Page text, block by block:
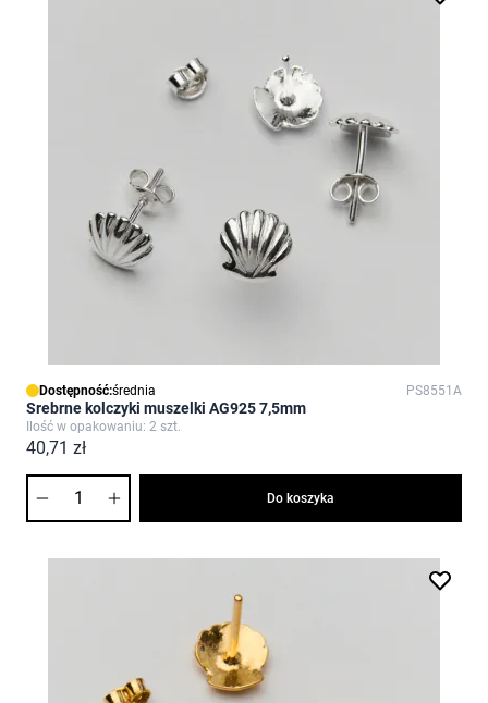
Dostępność:średnia PS8551A
Srebrne kolczyki muszelki AG925 7,5mm
Ilość w opakowaniu: 2 szt.
40,71 zł
Do koszyka